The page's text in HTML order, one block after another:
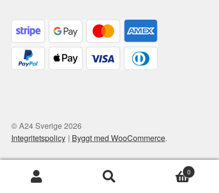
© A24 Sverige 2026
Integritetspolicy
Byggt med WooCommerce.
0